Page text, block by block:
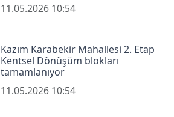
11.05.2026 10:54
Kazım Karabekir Mahallesi 2. Etap
Kentsel Dönüşüm blokları
tamamlanıyor
11.05.2026 10:54